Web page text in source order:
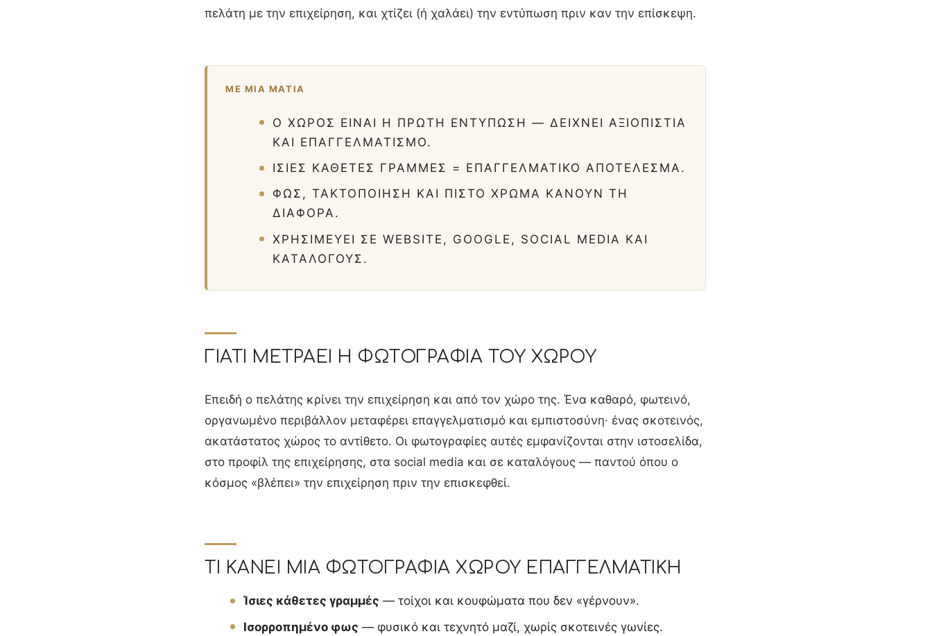
πελάτη με την επιχείρηση, και χτίζει (ή χαλάει) την εντύπωση πριν καν την επίσκεψη.
ΜΕ ΜΙΑ ΜΑΤΙΆ
Ο ΧΏΡΟΣ ΕΊΝΑΙ Η ΠΡΏΤΗ ΕΝΤΎΠΩΣΗ — ΔΕΊΧΝΕΙ ΑΞΙΟΠΙΣΤΊΑ
ΚΑΙ ΕΠΑΓΓΕΛΜΑΤΙΣΜΌ.
ΊΣΙΕΣ ΚΆΘΕΤΕΣ ΓΡΑΜΜΈΣ = ΕΠΑΓΓΕΛΜΑΤΙΚΌ ΑΠΟΤΈΛΕΣΜΑ.
ΦΩΣ, ΤΑΚΤΟΠΟΊΗΣΗ ΚΑΙ ΠΙΣΤΌ ΧΡΏΜΑ ΚΆΝΟΥΝ ΤΗ
ΔΙΑΦΟΡΆ.
ΧΡΗΣΙΜΕΎΕΙ ΣΕ WEBSITE, GOOGLE, SOCIAL MEDIA ΚΑΙ
ΚΑΤΑΛΌΓΟΥΣ.
ΓΙΑΤΊ ΜΕΤΡΆΕΙ Η ΦΩΤΟΓΡΑΦΊΑ ΤΟΥ ΧΏΡΟΥ
Επειδή ο πελάτης κρίνει την επιχείρηση και από τον χώρο της. Ένα καθαρό, φωτεινό,
οργανωμένο περιβάλλον μεταφέρει επαγγελματισμό και εμπιστοσύνη· ένας σκοτεινός,
ακατάστατος χώρος το αντίθετο. Οι φωτογραφίες αυτές εμφανίζονται στην ιστοσελίδα,
στο προφίλ της επιχείρησης, στα social media και σε καταλόγους — παντού όπου ο
κόσμος «βλέπει» την επιχείρηση πριν την επισκεφθεί.
ΤΙ ΚΆΝΕΙ ΜΙΑ ΦΩΤΟΓΡΑΦΊΑ ΧΏΡΟΥ ΕΠΑΓΓΕΛΜΑΤΙΚΉ
Ίσιες κάθετες γραμμές — τοίχοι και κουφώματα που δεν «γέρνουν».
Ισορροπημένο φως — φυσικό και τεχνητό μαζί, χωρίς σκοτεινές γωνίες.